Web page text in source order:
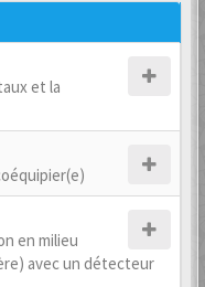
et la
en milieu
avec un détecteur